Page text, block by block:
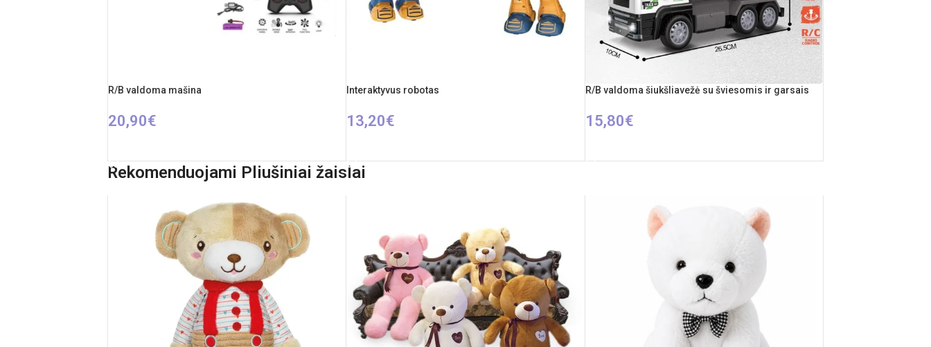
R/B valdoma mašina
20,90€
Interaktyvus robotas
13,20€
R/B valdoma šiukšliavežė su šviesomis ir garsais
15,80€
Rekomenduojami Pliušiniai žaislai